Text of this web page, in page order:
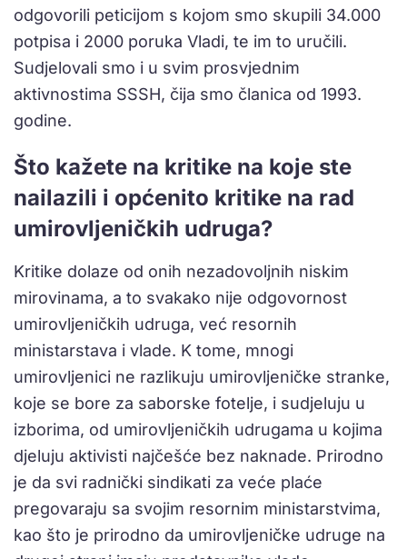
odgovorili peticijom s kojom smo skupili 34.000
potpisa i 2000 poruka Vladi, te im to uručili.
Sudjelovali smo i u svim prosvjednim
aktivnostima SSSH, čija smo članica od 1993.
godine.
Što kažete na kritike na koje ste
nailazili i općenito kritike na rad
umirovljeničkih udruga?
Kritike dolaze od onih nezadovoljnih niskim
mirovinama, a to svakako nije odgovornost
umirovljeničkih udruga, već resornih
ministarstava i vlade. K tome, mnogi
umirovljenici ne razlikuju umirovljeničke stranke,
koje se bore za saborske fotelje, i sudjeluju u
izborima, od umirovljeničkih udrugama u kojima
djeluju aktivisti najčešće bez naknade. Prirodno
je da svi radnički sindikati za veće plaće
pregovaraju sa svojim resornim ministarstvima,
kao što je prirodno da umirovljeničke udruge na